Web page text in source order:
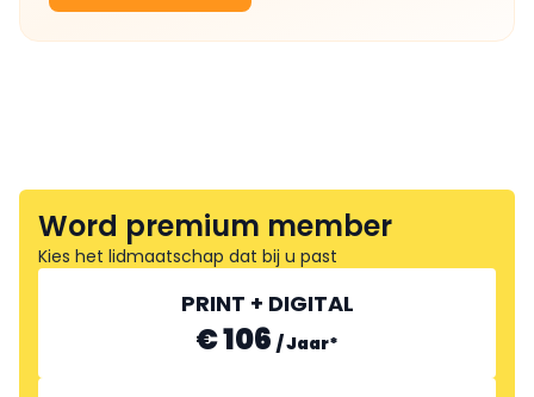
Word premium member
Kies het lidmaatschap dat bij u past
PRINT + DIGITAL
€ 106 /Jaar*